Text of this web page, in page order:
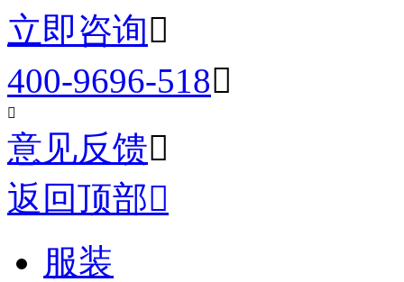
立即咨询
400-9696-518

意见反馈
返回顶部
服装